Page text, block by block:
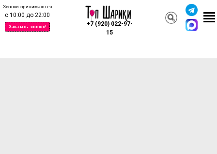
+7 (920) 022-97-
15
Заказать звонок!
Звонки принимаются
с 10:00 до 22:00